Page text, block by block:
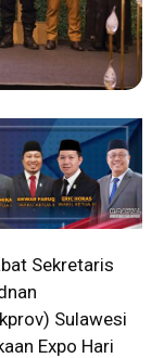
Sekretaris
Sulawesi
Expo Hari